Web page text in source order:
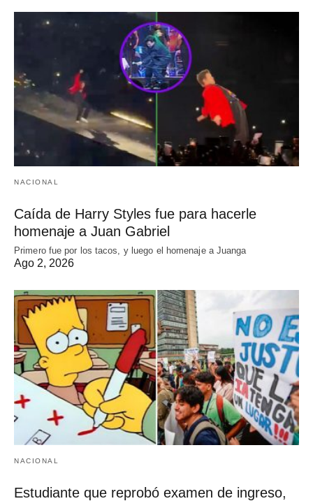
NACIONAL
Caída de Harry Styles fue para hacerle
homenaje a Juan Gabriel
Primero fue por los tacos, y luego el homenaje a Juanga
Ago 2, 2026
NACIONAL
Estudiante que reprobó examen de ingreso,